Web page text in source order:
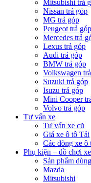
Mitsubishi trả
Nissan trả góp
MG trả góp
Peugeot trả góp
Mercedes trả
Lexus trả góp
Audi trả góp
BMW trả góp
Volkswagen
Suzuki trả góp
Isuzu trả góp
Mini Cooper
Volvo trả góp
Tư vấn xe
Tư vấn xe cũ
Giá xe ô tô Tải
Các dòng xe ô
Phụ kiện – đồ chơi xe
Sản phẩm
Mazda
Mitsubishi